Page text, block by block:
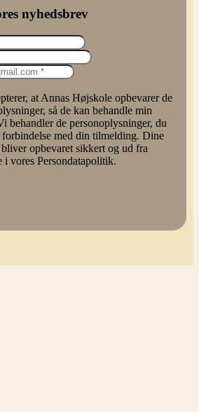
nyhedsbrev
at Annas Højskole opbevarer de
så de kan behandle min
behandler de personoplysninger, du
med din tilmelding. Dine
opbevaret sikkert og ud fra
i vores Persondatapolitik.